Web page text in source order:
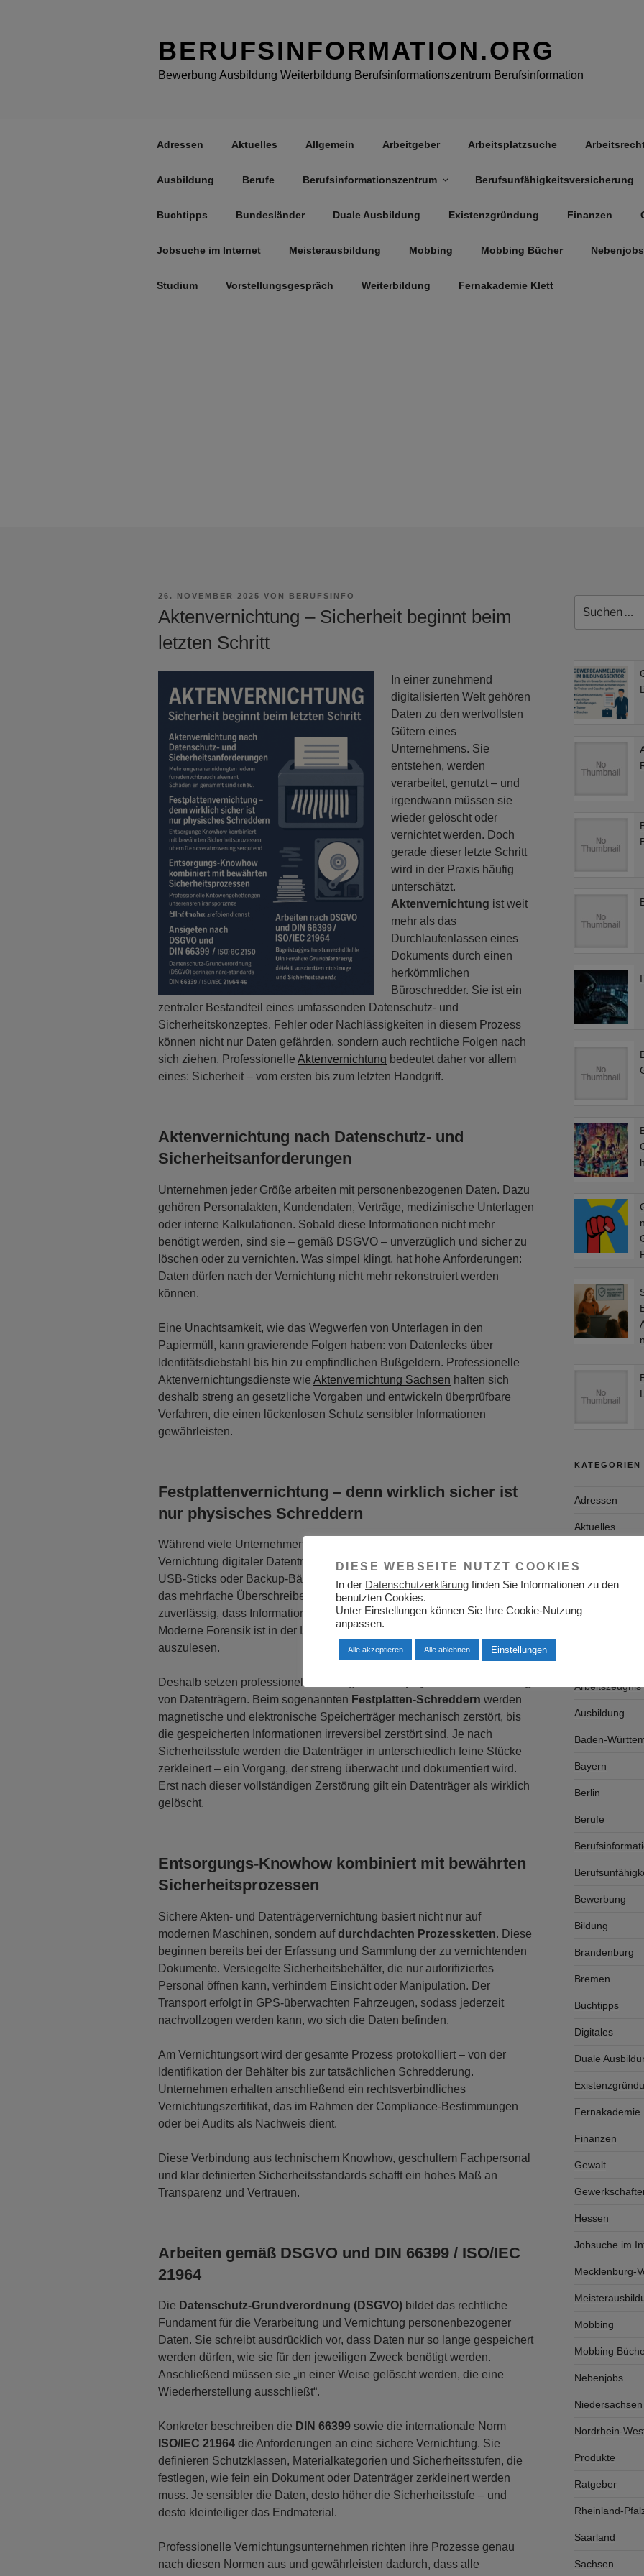
BERUFSINFORMATION.ORG
Bewerbung Ausbildung Weiterbildung Berufsinformationszentrum Berufsinformation
Adressen Aktuelles Allgemein Arbeitgeber Arbeitsplatzsuche
Ausbildung Berufe Berufsinformationszentrum Berufsunfähigkeitsversicherung
Buchtipps Bundesländer Duale Ausbildung Existenzgründung Finanzen
Jobsuche im Internet Meisterausbildung Mobbing Mobbing Bücher Nebenjobs
Studium Vorstellungsgespräch Weiterbildung Fernakademie Klett
VERÖFFENTLICHT
26. NOVEMBER 2025 VON BERUFSINFO
Aktenvernichtung – Sicherheit beginnt beim
letzten Schritt
In einer zunehmend
digitalisierten Welt gehören
Daten zu den wertvollsten
Gütern eines
Unternehmens. Sie
entstehen, werden
verarbeitet, genutzt – und
irgendwann müssen sie
wieder gelöscht oder
vernichtet werden. Doch
gerade dieser letzte Schritt
wird in der Praxis häufig
unterschätzt.
Aktenvernichtung ist weit
mehr als das
Durchlaufenlassen eines
Dokuments durch einen
herkömmlichen
Büroschredder. Sie ist ein
zentraler Bestandteil eines umfassenden Datenschutz- und
Sicherheitskonzeptes. Fehler oder Nachlässigkeiten in diesem Prozess
können nicht nur Daten gefährden, sondern auch rechtliche Folgen nach
sich ziehen. Professionelle Aktenvernichtung bedeutet daher vor allem
eines: Sicherheit – vom ersten bis zum letzten Handgriff.
Aktenvernichtung nach Datenschutz- und
Sicherheitsanforderungen
Unternehmen jeder Größe arbeiten mit personenbezogenen Daten. Dazu
gehören Personalakten, Kundendaten, Verträge, medizinische Unterlagen
oder interne Kalkulationen. Sobald diese Informationen nicht mehr
benötigt werden, sind sie – gemäß DSGVO – unverzüglich und sicher zu
löschen oder zu vernichten. Was simpel klingt, hat hohe Anforderungen:
Daten dürfen nach der Vernichtung nicht mehr rekonstruiert werden
können.
Eine Unachtsamkeit, wie das Wegwerfen von Unterlagen in den
Papiermüll, kann gravierende Folgen haben: von Datenlecks über
Identitätsdiebstahl bis hin zu empfindlichen Bußgeldern. Professionelle
Aktenvernichtungsdienste wie Aktenvernichtung Sachsen halten sich
deshalb streng an gesetzliche Vorgaben und entwickeln überprüfbare
Verfahren, die einen lückenlosen Schutz sensibler Informationen
gewährleisten.
Festplattenvernichtung – denn wirklich sicher ist
nur physisches Schreddern
Während viele Unternehmen sorgfältig mit Papierakten umgehen, wird die
Vernichtung digitaler Datenträger häufig unterschätzt. Festplatten, SSDs,
USB-Sticks oder Backup-Bänder speichern Daten dauerhaft – und selbst
das mehrfache Überschreiben oder Formatieren verhindert nicht
zuverlässig, dass Informationen wiederhergestellt werden können.
Moderne Forensik ist in der Lage, selbst vermeintlich gelöschte Inhalte
auszulesen.
Deshalb setzen professionelle Entsorger auf die
von Datenträgern. Beim sogenannten Festplatten-Schreddern werden
magnetische und elektronische Speicherträger mechanisch zerstört, bis
die gespeicherten Informationen irreversibel zerstört sind. Je nach
Sicherheitsstufe werden die Datenträger in unterschiedlich feine Stücke
zerkleinert – ein Vorgang, der streng überwacht und dokumentiert wird.
Erst nach dieser vollständigen Zerstörung gilt ein Datenträger als wirklich
gelöscht.
Entsorgungs-Knowhow kombiniert mit bewährten
Sicherheitsprozessen
Sichere Akten- und Datenträgervernichtung basiert nicht nur auf
modernen Maschinen, sondern aufdurchdachten Prozessketten. Diese
beginnen bereits bei der Erfassung und Sammlung der zu vernichtenden
Dokumente. Versiegelte Sicherheitsbehälter, die nur autorifiziertes
Personal öffnen kann, verhindern Einsicht oder Manipulation. Der
Transport erfolgt in GPS-überwachten Fahrzeugen, sodass jederzeit
nachvollzogen werden kann, wo sich die Daten befinden.
Am Vernichtungsort wird der gesamte Prozess protokolliert – von der
Identifikation der Behälter bis zur tatsächlichen Schredderung.
Unternehmen erhalten anschließend ein rechtsverbindliches
Vernichtungszertifikat, das im Rahmen der Compliance-Bestimmungen
oder bei Audits als Nachweis dient.
Diese Verbindung aus technischem Knowhow, geschultem Fachpersonal
und klar definierten Sicherheitsstandards schafft ein hohes Maß an
Transparenz und Vertrauen.
Arbeiten gemäß DSGVO und DIN 66399 / ISO/IEC
21964
Die Datenschutz-Grundverordnung (DSGVO) bildet das rechtliche
Fundament für die Verarbeitung und Vernichtung personenbezogener
Daten. Sie schreibt ausdrücklich vor, dass Daten nur so lange gespeichert
werden dürfen, wie sie für den jeweiligen Zweck benötigt werden.
Anschließend müssen sie „in einer Weise gelöscht werden, die eine
Wiederherstellung ausschließt“.
Konkreter beschreiben die DIN 66399 sowie die internationale Norm
ISO/IEC 21964 die Anforderungen an eine sichere Vernichtung. Sie
definieren Schutzklassen, Materialkategorien und Sicherheitsstufen, die
festlegen, wie fein ein Dokument oder Datenträger zerkleinert werden
muss. Je sensibler die Daten, desto höher die Sicherheitsstufe – und
desto kleinteiliger das Endmaterial.
Professionelle Vernichtungsunternehmen richten ihre Prozesse genau
nach diesen Normen aus und gewährleisten dadurch, dass alle
nach:
KATEGORIEN
Adressen
Aktuelles
Arbeitgeber
Arbeitszeugnis
Ausbildung
Baden-
Bayern
Berlin
Berufe
Bewerbung
Bildung
Brandenburg
Bremen
Buchtipps
Digitales
Duale
Fernakademie
Finanzen
Gewalt
Hessen
Jobsuche im
Mecklenburg-
Mobbing
Mobbing
Nebenjobs
Niedersachsen
Nordrhein-
Produkte
Ratgeber
Rheinland-
Saarland
Sachsen
DIESE WEBSEITE NUTZT COOKIES
In der Datenschutzerklärung finden Sie Informationen zu den
benutzten Cookies.
Unter Einstellungen können Sie Ihre Cookie-Nutzung
anpassen.
Alle akzeptieren Alle ablehnen Einstellungen